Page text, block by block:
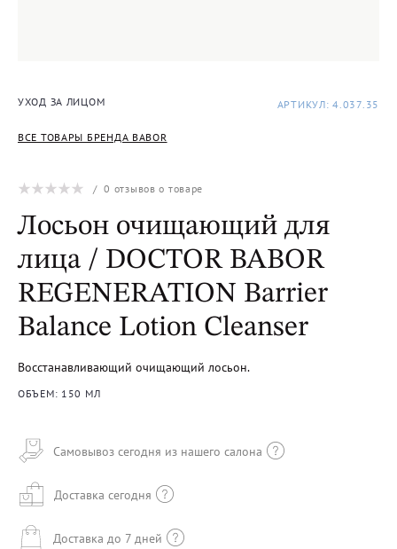
УХОД ЗА ЛИЦОМ
ВСЕ ТОВАРЫ БРЕНДА BABOR
АРТИКУЛ: 4.037.35
/0 отзывов о товаре
Лосьон очищающий для
лица / DOCTOR BABOR
REGENERATION Barrier
Balance Lotion Cleanser
Восстанавливающий очищающий лосьон.
ОБЪЕМ: 150 МЛ
Самовывоз сегодня из нашего салона
Доставка сегодня
Доставка до 7 дней